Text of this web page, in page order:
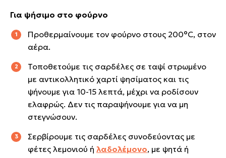
Για ψήσιμο στο φούρνο
Προθερμαίνουμε τον φούρνο στους 200°C, στον
αέρα.
Τοποθετούμε τις σαρδέλες σε ταψί στρωμένο
με αντικολλητικό χαρτί ψησίματος και τις
ψήνουμε για 10-15 λεπτά, μέχρι να ροδίσουν
ελαφρώς. Δεν τις παραψήνουμε για να μη
στεγνώσουν.
Σερβίρουμε τις σαρδέλες συνοδεύοντας με
φέτες λεμονιού ή λαδολέμονο, με ψητά ή